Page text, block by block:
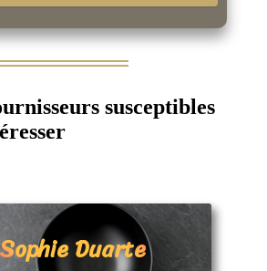
susceptibles
Sophie Duarte